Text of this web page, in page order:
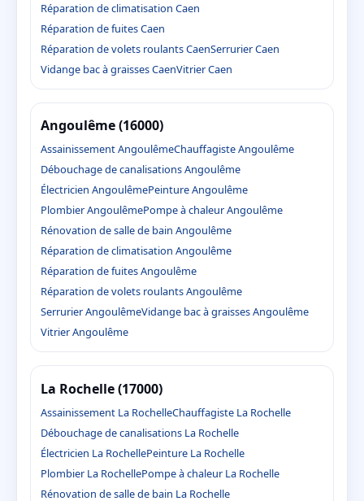
Réparation de climatisation Caen
Réparation de fuites Caen
Réparation de volets roulants CaenSerrurier Caen
Vidange bac à graisses CaenVitrier Caen
Angoulême (16000)
Assainissement AngoulêmeChauffagiste Angoulême
Débouchage de canalisations Angoulême
Électricien AngoulêmePeinture Angoulême
Plombier AngoulêmePompe à chaleur Angoulême
Rénovation de salle de bain Angoulême
Réparation de climatisation Angoulême
Réparation de fuites Angoulême
Réparation de volets roulants Angoulême
Serrurier AngoulêmeVidange bac à graisses Angoulême
Vitrier Angoulême
La Rochelle (17000)
Assainissement La RochelleChauffagiste La Rochelle
Débouchage de canalisations La Rochelle
Électricien La RochellePeinture La Rochelle
Plombier La RochellePompe à chaleur La Rochelle
Rénovation de salle de bain La Rochelle